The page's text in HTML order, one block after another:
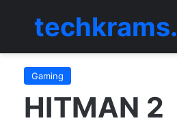
Menü
Gaming
HITMAN 2